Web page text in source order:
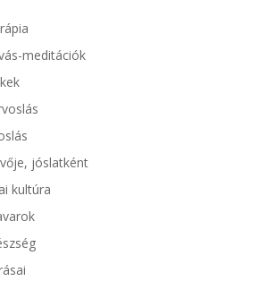
meditációk
jóslatként
kultúra